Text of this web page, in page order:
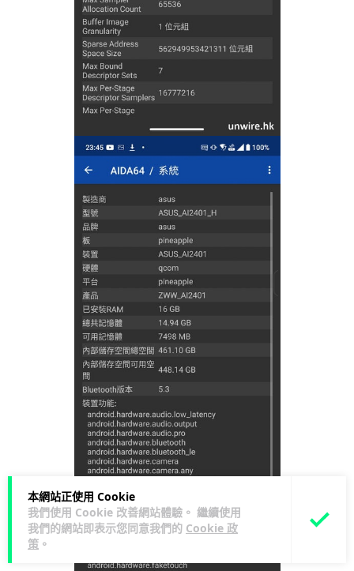
本網站正使用 Cookie
我們使用 Cookie 改善網站體驗。 繼續使用
我們的網站即表示您同意我們的 Cookie 政
策 。